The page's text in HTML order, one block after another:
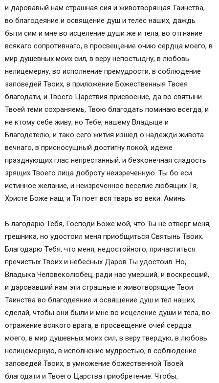
и даровавый нам страшная сия и животворящая Таинства,
во благодеяние и освящение душ и телес наших, даждь
быти сим и мне во исцеление души же и тела, во отгнание
всякаго сопротивнаго, в просвещение очию сердца моего, в
мир душевных моих сил, в веру непостыдну, в любовь
нелицемерну, во исполнение премудрости, в соблюдение
заповедей Твоих, в приложение Божественныя Твоея
благодати, и Твоего Царствия присвоение, да во святыни
Твоей теми сохраняемь, Твою благодать поминаю всегда, и
не ктому себе живу, но Тебе, нашему Владыце и
Благодетелю; и тако сего жития изшед о надежди живота
вечнаго, в присносущный достигну покой, идеже
празднующих глас непрестанный, и безконечная сладость
зрящих Твоего лица доброту неизреченную. Ты бо еси
истинное желание, и неизреченное веселие любящих Тя,
Христе Боже наш, и Тя поет вся тварь во веки. Аминь.
Б лагодарю Тебя, Господи Боже мой, что Ты не отверг меня,
грешника, но удостоил меня приобщиться Святынь Твоих.
Благодарю Тебя, что меня, недостойного, причаститься
пречистых Твоих и небесных Даров Ты удостоил. Но,
Владыка Человеколюбец, ради нас умерший, и воскресший,
и даровавший нам эти страшные и животворящие Твои
Таинства во благодеяние и освящение душ и тел наших,
сделай, чтобы они были и мне во исцеление души и тела, во
отражение всякого врага, в просвещение очей сердца
моего, в мир душевных моих сил, в веру твердую, в любовь
нелицемерную, в исполнение мудростью, в соблюдение
заповедей Твоих, в умножение божественной Твоей
благодати и Твоего Царства приобретение. Чтобы,